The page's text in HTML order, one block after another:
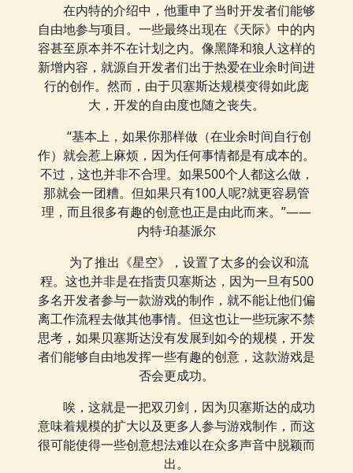
在内特的介绍中，他重申了当时开发者们能够
自由地参与项目。一些最终出现在《天际》中的内
容甚至原本并不在计划之内。像黑降和狼人这样的
新增内容，就源自开发者们出于热爱在业余时间进
行的创作。然而，由于贝塞斯达规模变得如此庞
大，开发的自由度也随之丧失。
“基本上，如果你那样做（在业余时间自行创
作）就会惹上麻烦，因为任何事情都是有成本的。
不过，这也并非不合理。如果500个人都这么做，
那就会一团糟。但如果只有100人呢?就更容易管
理，而且很多有趣的创意也正是由此而来。”——
内特·珀基派尔
为了推出《星空》，设置了太多的会议和流
程。这也并非是在指责贝塞斯达，因为一旦有500
多名开发者参与一款游戏的制作，就不能让他们偏
离工作流程去做其他事情。但这也让一些玩家不禁
思考，如果贝塞斯达没有发展到如今的规模，开发
者们能够自由地发挥一些有趣的创意，这款游戏是
否会更成功。
唉，这就是一把双刃剑，因为贝塞斯达的成功
意味着规模的扩大以及更多人参与游戏制作，而这
很可能使得一些创意想法难以在众多声音中脱颖而
出。